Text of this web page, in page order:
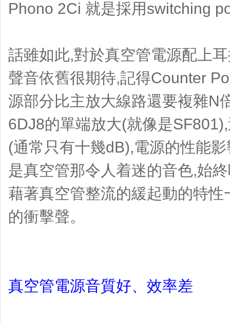
Phono 2Ci 就是採用switching
話雖如此,對於真空管電源配上
聲音依舊很期待,記得Counter
源部分比主放大線路還要複雜N
6DJ8的單端放大(就像是
(通常只有十幾dB),電源的性能
是真空管那令人着迷的音色,始
藉著真空管整流的緩起動的特
的衝擊聲。
真空管電源音質好、效率差